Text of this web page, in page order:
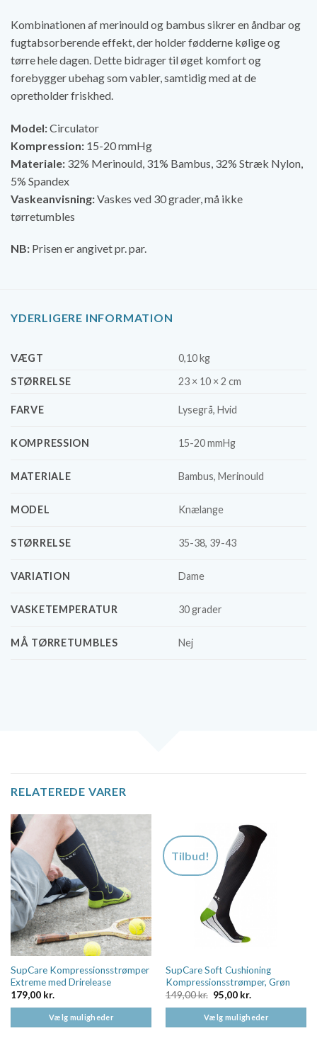
Kombinationen af merinould og bambus sikrer en åndbar og
fugtabsorberende effekt, der holder fødderne kølige og
tørre hele dagen. Dette bidrager til øget komfort og
forebygger ubehag som vabler, samtidig med at de
opretholder friskhed.
Model:Circulator
Kompression: 15-20 mmHg
Materiale: 32% Merinould, 31% Bambus, 32% Stræk Nylon,
5% Spandex
Vaskeanvisning:Vaskes ved 30 grader, må ikke
tørretumbles
NB: Prisen er angivet pr. par.
YDERLIGERE INFORMATION
VÆGT
0,10 kg
STØRRELSE
23 × 10 × 2 cm
FARVE Lysegrå, Hvid
KOMPRESSION 15-20 mmHg
MATERIALE Bambus, Merinould
MODEL Knælange
STØRRELSE 35-38, 39-43
VARIATION Dame
VASKETEMPERATUR 30 grader
MÅ TØRRETUMBLES Nej
RELATEREDE VARER
SupCare Kompressionsstrømper
Extreme med Drirelease
179,00 kr.
Vælg muligheder
Tilbud!
SupCare Soft Cushioning
Kompressionsstrømper, Grøn
149,00kr. Den
oprindelige
pris
var:
149,00 kr..
95,00 kr.Den
pris
er:
95,00 kr..
Vælg muligheder